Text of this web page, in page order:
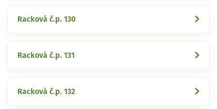
Racková č.p. 130
Racková č.p. 131
Racková č.p. 132